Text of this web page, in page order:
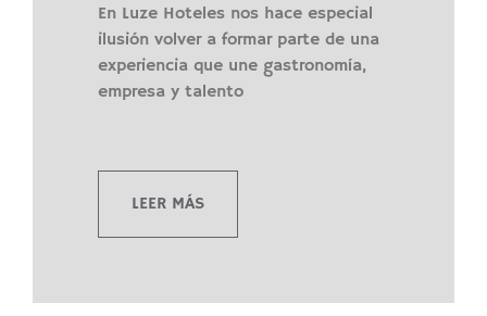
En Luze Hoteles nos hace especial
ilusión volver a formar parte de una
experiencia que une gastronomía,
empresa y talento
LEER MÁS